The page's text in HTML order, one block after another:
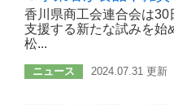
香川県商工会連合会は
支援する新たな試みを始
松...
ニュース 2024.07.31 更新